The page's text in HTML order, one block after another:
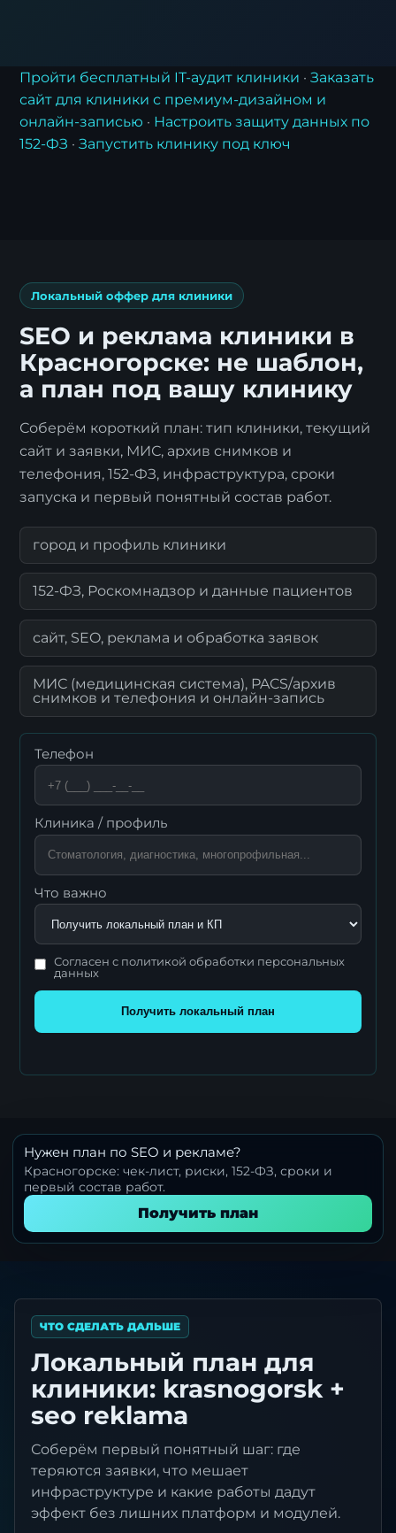
Пройти бесплатный IT-аудит клиники ·Заказать
сайт для клиники с премиум-дизайном и
онлайн-записью · Настроить защиту данных по
152-ФЗ ·Запустить клинику под ключ
Локальный оффер для клиники
SEO и реклама клиники в
Красногорске: не шаблон,
а план под вашу клинику
Соберём короткий план: тип клиники, текущий
сайт и заявки, МИС, архив снимков и
телефония, 152-ФЗ, инфраструктура, сроки
запуска и первый понятный состав работ.
город и профиль клиники
152-ФЗ, Роскомнадзор и данные пациентов
сайт, SEO, реклама и обработка заявок
МИС (медицинская система), PACS/архив
снимков и телефония и онлайн-запись
Телефон
Клиника / профиль
Что важно
Согласен с политикой обработки персональных
данных
Получить локальный план
Нужен план по SEO и рекламе?
Красногорске: чек-лист, риски, 152-ФЗ, сроки и
первый состав работ.
Получить план
ЧТО СДЕЛАТЬ ДАЛЬШЕ
Локальный план для
клиники: krasnogorsk +
seo reklama
Соберём первый понятный шаг: где
теряются заявки, что мешает
инфраструктуре и какие работы дадут
эффект без лишних платформ и модулей.
Заявка на стратегию
цифровизации
Отправить заявку